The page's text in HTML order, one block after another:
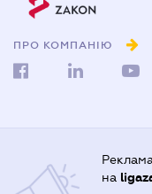
ПРО КОМПАНІЮ
на